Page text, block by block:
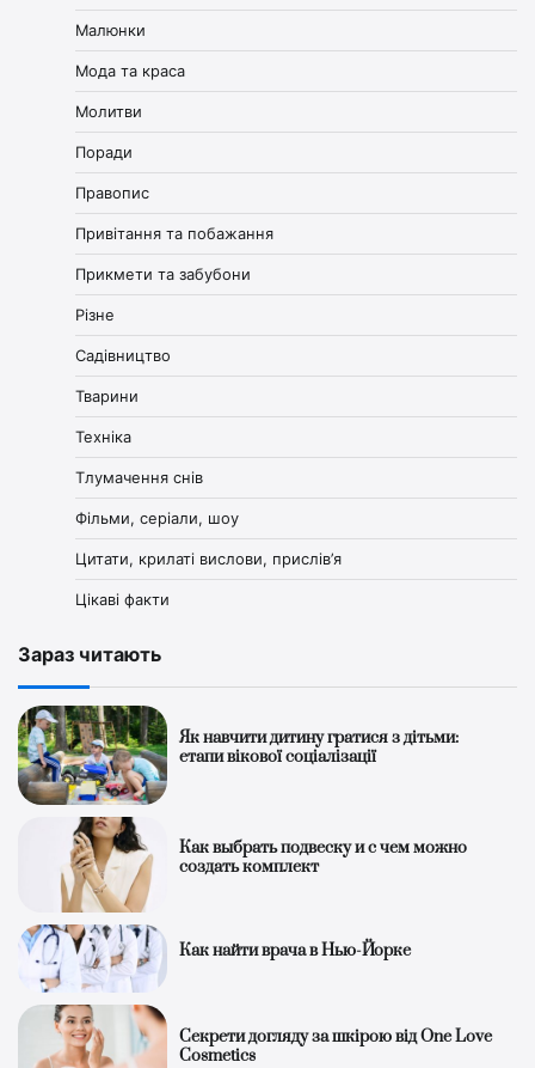
Малюнки
Мода та краса
Молитви
Поради
Правопис
Привітання та побажання
Прикмети та забубони
Різне
Садівництво
Тварини
Техніка
Тлумачення снів
Фільми, серіали, шоу
Цитати, крилаті вислови, прислів’я
Цікаві факти
Зараз читають
Як навчити дитину гратися з дітьми:
етапи вікової соціалізації
Как выбрать подвеску и с чем можно
создать комплект
Как найти врача в Нью-Йорке
Секрети догляду за шкірою від One Love
Cosmetics